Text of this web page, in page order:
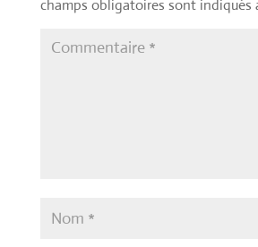
champs obligatoires sont indiqués